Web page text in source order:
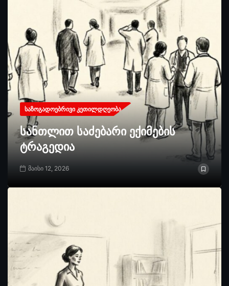
ᲡᲐᲖᲝᲒᲐᲓᲝᲔᲑᲠᲘᲕᲘ ᲙᲔᲗᲘᲚᲓᲦᲔᲝᲑᲐ
სანთლით საძებარი ექიმების
ტრაგედია
მაისი 12, 2026